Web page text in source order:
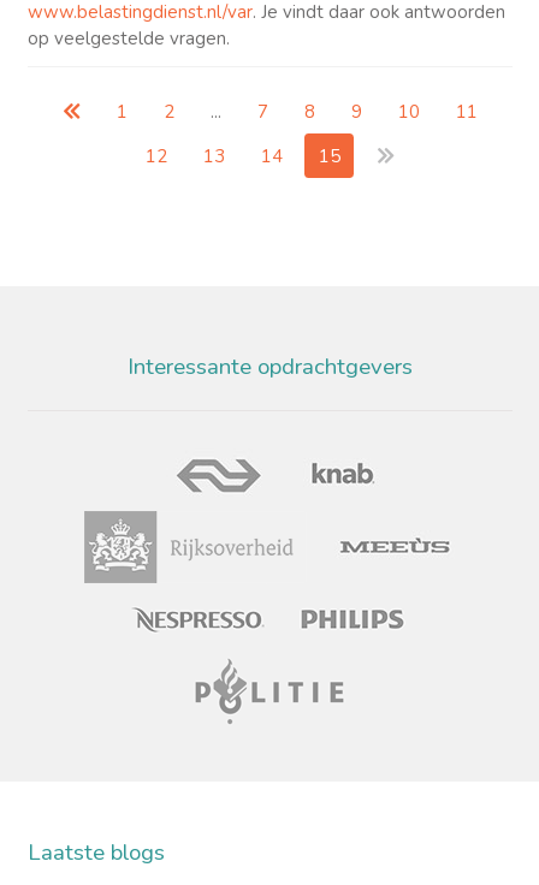
www.belastingdienst.nl/var. Je vindt daar ook antwoorden
op veelgestelde vragen.
1 2 ... 7 8 9 10
11
12
13 14 15
Interessante opdrachtgevers
Laatste blogs